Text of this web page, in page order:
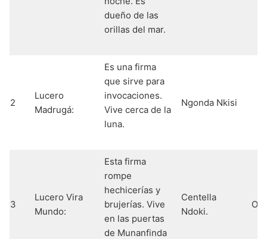
dueño de las
orillas del mar.
2
Lucero
Madrugá:
Es una firma
que sirve para
invocaciones.
Vive cerca de la
luna.
Ngonda Nkisi
3
Lucero Vira
Mundo:
Esta firma
rompe
hechicerías y
brujerías. Vive
en las puertas
de Munanfinda
Centella
Ndoki.